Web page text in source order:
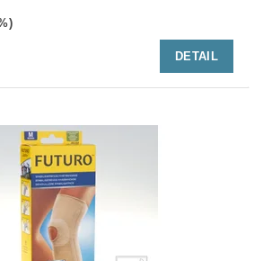
DETAIL